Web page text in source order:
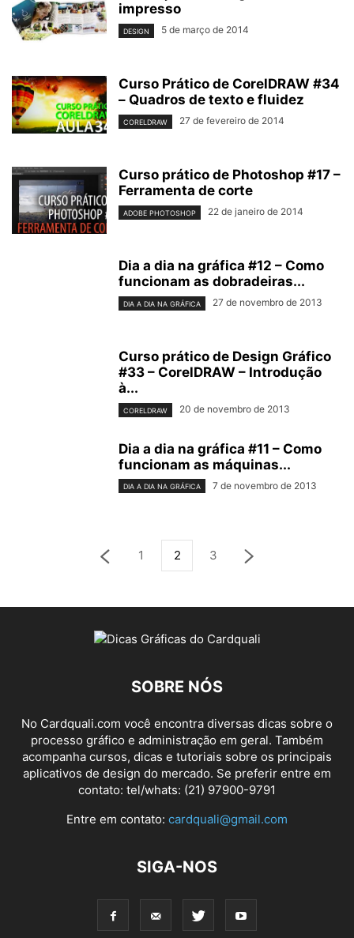
impresso
DESIGN 5 de março de 2014
Curso Prático de CorelDRAW #34
– Quadros de texto e fluidez
CORELDRAW 27 de fevereiro de 2014
Curso prático de Photoshop #17 –
Ferramenta de corte
ADOBE PHOTOSHOP 22 de janeiro de 2014
Dia a dia na gráfica #12 – Como
funcionam as dobradeiras...
DIA A DIA NA GRÁFICA 27 de novembro de 2013
Curso prático de Design Gráfico
#33 – CorelDRAW – Introdução
à...
CORELDRAW 20 de novembro de 2013
Dia a dia na gráfica #11 – Como
funcionam as máquinas...
DIA A DIA NA GRÁFICA 7 de novembro de 2013
1 2 3
SOBRE NÓS
No Cardquali.com você encontra diversas dicas sobre o
processo gráfico e administração em geral. Também
acompanha cursos, dicas e tutoriais sobre os principais
aplicativos de design do mercado. Se preferir entre em
contato: tel/whats: (21) 97900-9791
Entre em contato: cardquali@gmail.com
SIGA-NOS